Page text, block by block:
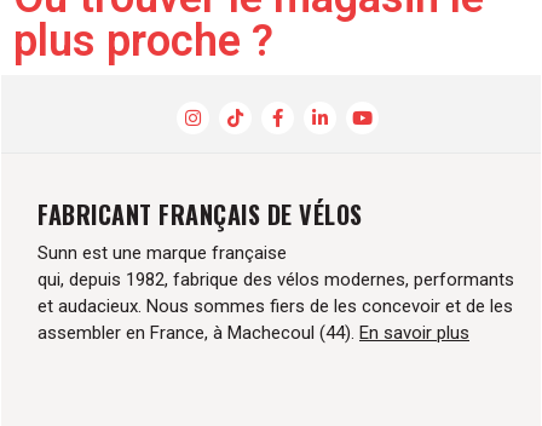
plus proche ?
FABRICANT FRANÇAIS DE VÉLOS
Sunn est une marque française
qui, depuis 1982, fabrique des vélos modernes, performants
et audacieux. Nous sommes fiers de les concevoir et de les
assembler en France, à Machecoul (44). En savoir plus